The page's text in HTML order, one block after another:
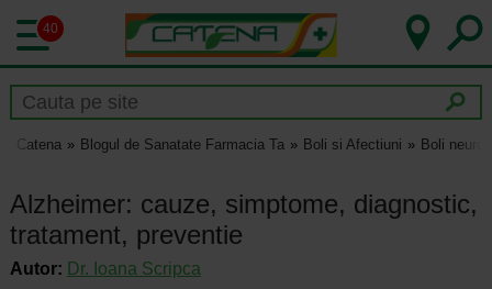
40
Catena Blogul de Sanatate Farmacia Ta Boli si Afectiuni Boli
Alzheimer: cauze, simptome, diagnostic,
tratament, preventie
Autor: Dr. Ioana Scripca